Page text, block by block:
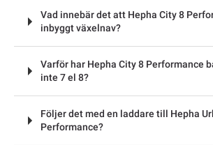
Vad innebär det att Hepha City 8
inbyggt växelnav?
Varför har Hepha City 8 Performance
inte 7 el 8?
Följer det med en laddare till Hepha
Performance?